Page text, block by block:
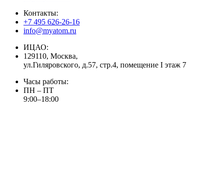
Контакты:
+7 495 626-26-16
info@myatom.ru
ИЦАО:
129110, Москва,
ул.Гиляровского, д.57, стр.4, помещение I этаж 7
Часы работы:
ПН – ПТ
9:00–18:00